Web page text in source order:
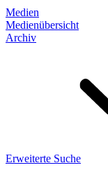
Medien
Medienübersicht
Archiv
Erweiterte Suche